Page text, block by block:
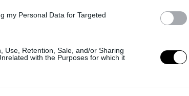
my Personal Data for Targeted
Use, Retention, Sale, and/or Sharing
with the Purposes for which it